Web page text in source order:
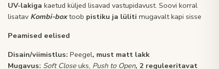
UV-lakiga kaetud küljed lisavad vastupidavust. Soovi korral
lisatav Kombi-boxtoob pistiku ja lüliti mugavalt kapi sisse
Peamised eelised
Disain/viimistlus: Peegel, must matt lakk
Mugavus: Soft Closeuks, Push to Open, 2 reguleeritavat